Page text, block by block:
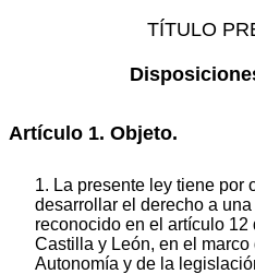
TÍTULO
Artículo 1. Objeto.
1. La presente ley tiene por
desarrollar el derecho a
reconocido en el artículo
Castilla y León, en el
Autonomía y de la